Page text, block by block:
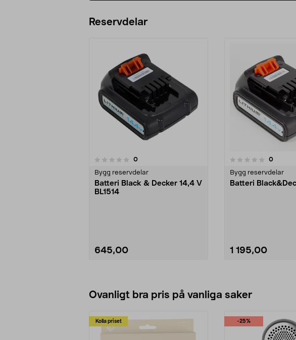
Reservdelar
0recensioner
Bygg reservdelar
Batteri Black & Decker 14,4 V
BL1514
645,00
0.0 av 5 stjärnor 0
Bygg reservdelar
Batteri
1 195,00
4.5av 5
Ovanligt bra pris på vanliga saker
Kolla priset -25%